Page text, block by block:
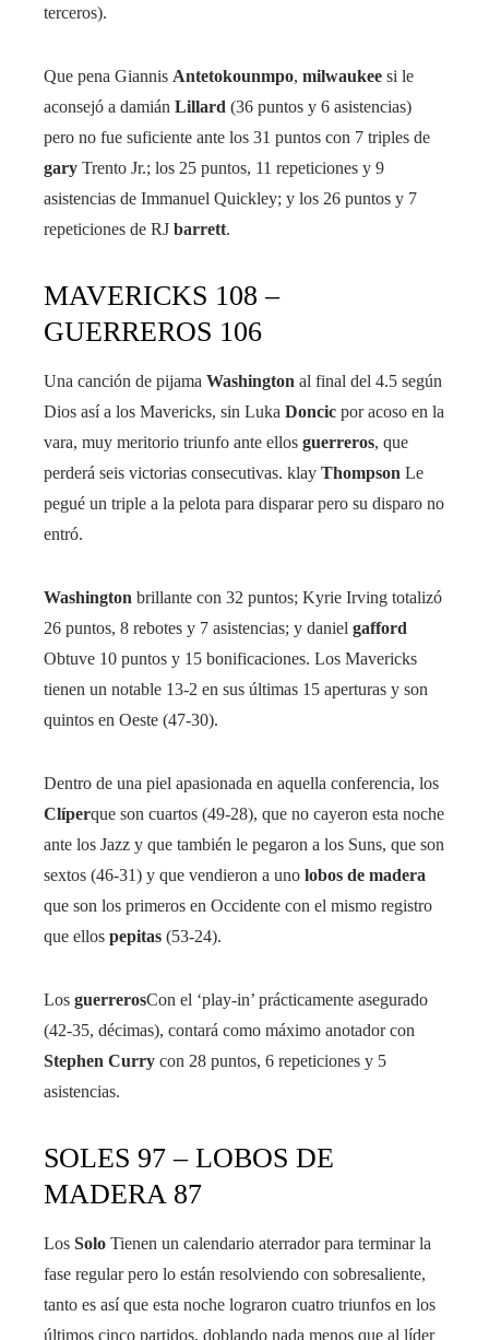
terceros).
Que pena Giannis Antetokounmpo, milwaukee si le
aconsejó a damián Lillard (36 puntos y 6 asistencias)
pero no fue suficiente ante los 31 puntos con 7 triples de
gary Trento Jr.; los 25 puntos, 11 repeticiones y 9
asistencias de Immanuel Quickley; y los 26 puntos y 7
repeticiones de RJ barrett.
MAVERICKS 108 –
GUERREROS 106
Una canción de pijama Washington al final del 4.5 según
Dios así a los Mavericks, sin Luka Doncic por acoso en la
vara, muy meritorio triunfo ante ellos guerreros, que
perderá seis victorias consecutivas. klay Thompson Le
pegué un triple a la pelota para disparar pero su disparo no
entró.
Washington brillante con 32 puntos; Kyrie Irving totalizó
26 puntos, 8 rebotes y 7 asistencias; y daniel gafford
Obtuve 10 puntos y 15 bonificaciones. Los Mavericks
tienen un notable 13-2 en sus últimas 15 aperturas y son
quintos en Oeste (47-30).
Dentro de una piel apasionada en aquella conferencia, los
Clíperque son cuartos (49-28), que no cayeron esta noche
ante los Jazz y que también le pegaron a los Suns, que son
sextos (46-31) y que vendieron a uno lobos de madera
que son los primeros en Occidente con el mismo registro
que ellos pepitas (53-24).
Los guerrerosCon el ‘play-in’ prácticamente asegurado
(42-35, décimas), contará como máximo anotador con
Stephen Curry con 28 puntos, 6 repeticiones y 5
asistencias.
SOLES 97 – LOBOS DE
MADERA 87
Los Solo Tienen un calendario aterrador para terminar la
fase regular pero lo están resolviendo con sobresaliente,
tanto es así que esta noche lograron cuatro triunfos en los
últimos cinco partidos, doblando nada menos que al líder